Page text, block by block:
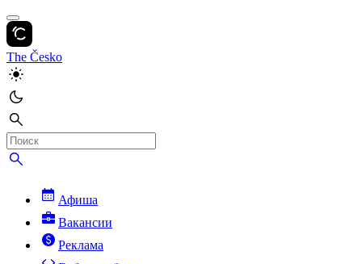
The Česko
Афиша
Вакансии
Реклама